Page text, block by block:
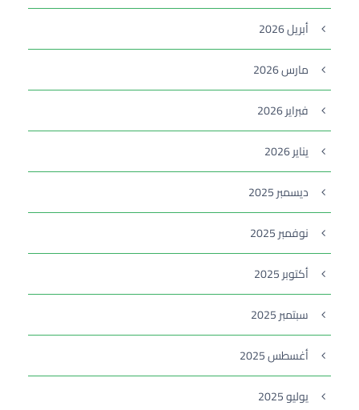
أبريل 2026
مارس 2026
فبراير 2026
يناير 2026
ديسمبر 2025
نوفمبر 2025
أكتوبر 2025
سبتمبر 2025
أغسطس 2025
يوليو 2025